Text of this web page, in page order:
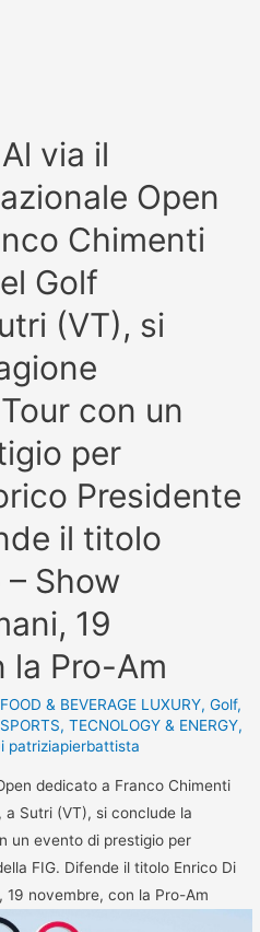
via il
Open
Chimenti
Golf
(VT), si
con un
per
Presidente
il titolo
Show
19
la Pro-Am
FOOD & BEVERAGE LUXURY,Golf,
,TECNOLOGY & ENERGY,
patriziapierbattista
dedicato a Franco Chimenti
a Sutri (VT), si conclude la
un evento di prestigio per
FIG. Difende il titolo Enrico Di
19 novembre, con la Pro-Am